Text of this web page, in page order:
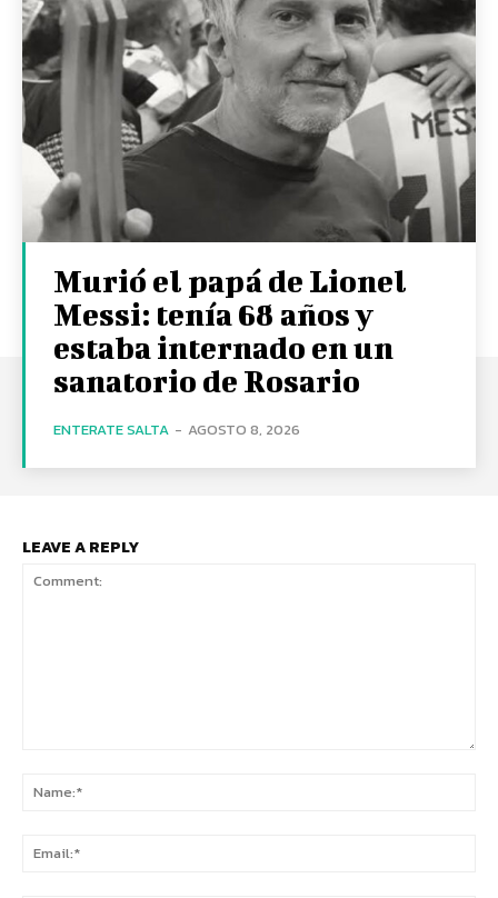
Murió el papá de Lionel
Messi: tenía 68 años y
estaba internado en un
sanatorio de Rosario
ENTERATE SALTA - AGOSTO 8, 2026
LEAVE A REPLY